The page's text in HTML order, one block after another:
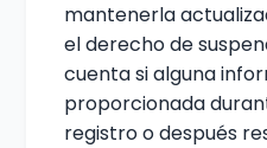
mantenerla
el derecho de
cuenta si alguna
proporcionada
registro o después